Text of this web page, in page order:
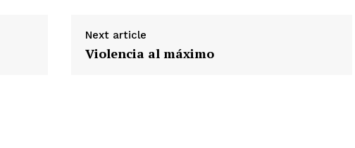
Next article
Violencia al máximo